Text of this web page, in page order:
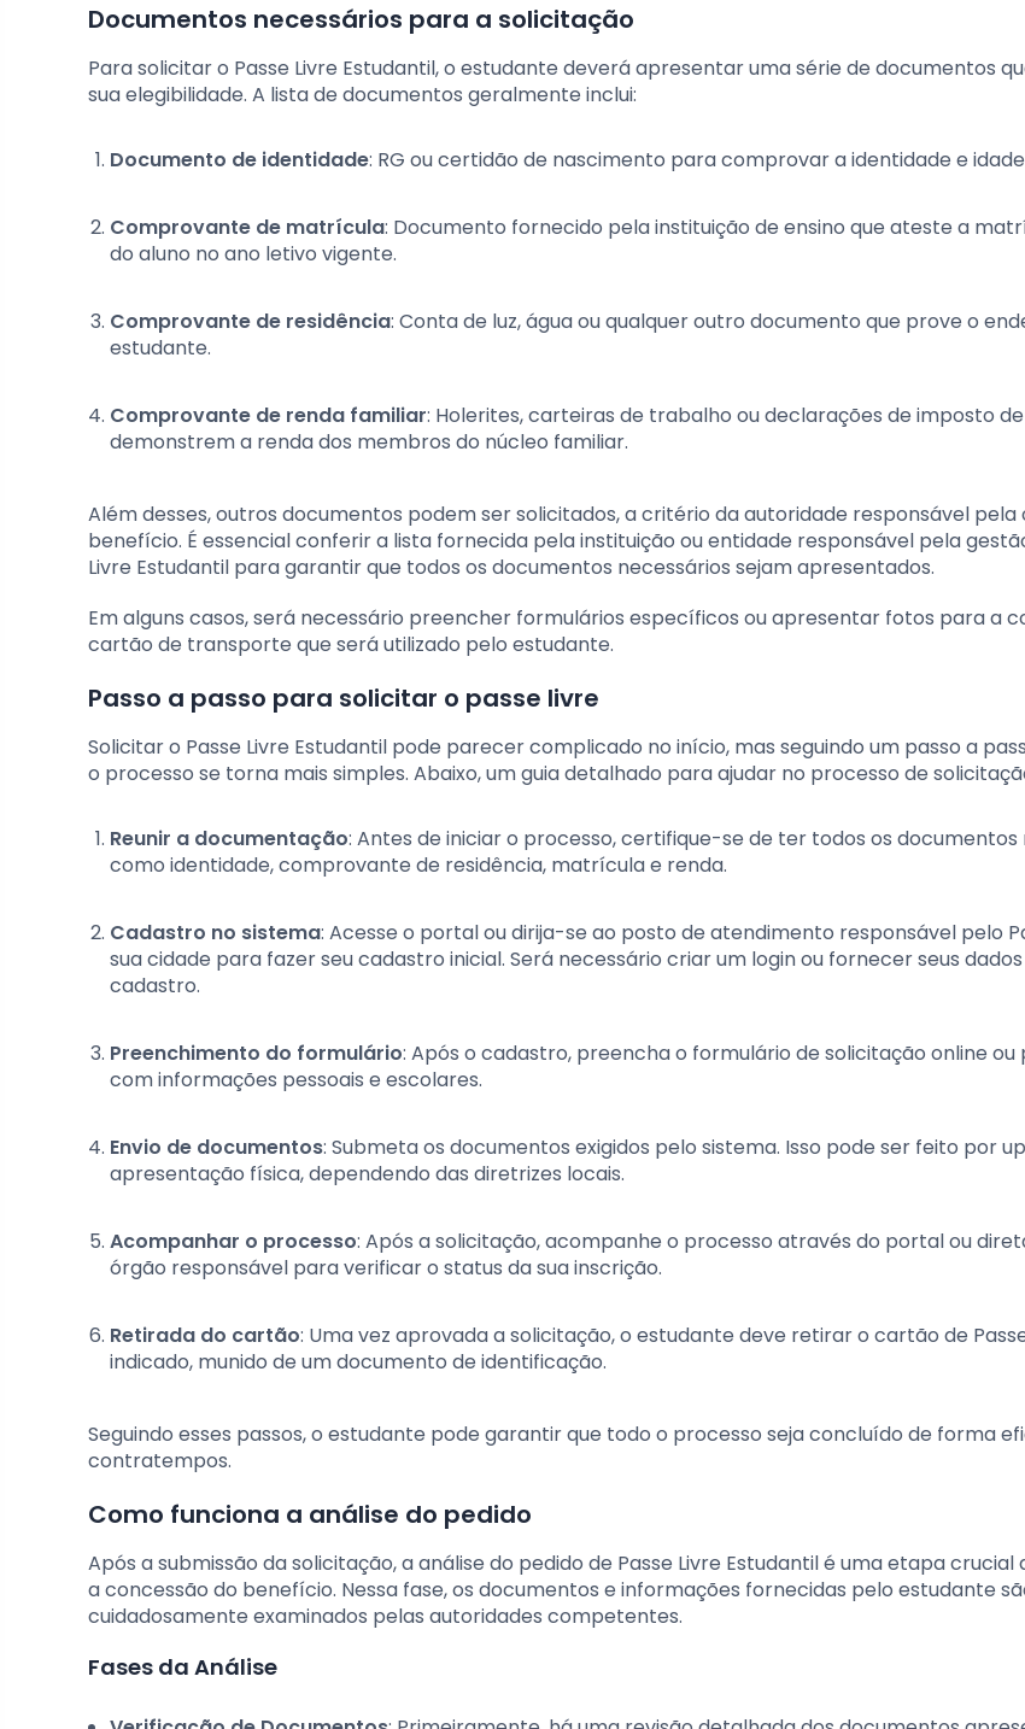
Documentos necessários para a solicitação
Para solicitar o Passe Livre Estudantil, o estudante deverá apresentar uma série de documentos
sua elegibilidade. A lista de documentos geralmente inclui:
Documento de identidade: RG ou certidão de nascimento para comprovar a identidade e
Comprovante de matrícula: Documento fornecido pela instituição de ensino que ateste a
do aluno no ano letivo vigente.
Comprovante de residência: Conta de luz, água ou qualquer outro documento que prove o
estudante.
Comprovante de renda familiar: Holerites, carteiras de trabalho ou declarações de imposto
demonstrem a renda dos membros do núcleo familiar.
Além desses, outros documentos podem ser solicitados, a critério da autoridade responsável pela
benefício. É essencial conferir a lista fornecida pela instituição ou entidade responsável pela
Livre Estudantil para garantir que todos os documentos necessários sejam apresentados.
Em alguns casos, será necessário preencher formulários específicos ou apresentar fotos para a
cartão de transporte que será utilizado pelo estudante.
Passo a passo para solicitar o passe livre
Solicitar o Passe Livre Estudantil pode parecer complicado no início, mas seguindo um passo a
o processo se torna mais simples. Abaixo, um guia detalhado para ajudar no processo de
Reunir a documentação: Antes de iniciar o processo, certifique-se de ter todos os documentos
como identidade, comprovante de residência, matrícula e renda.
Cadastro no sistema: Acesse o portal ou dirija-se ao posto de atendimento responsável pelo
sua cidade para fazer seu cadastro inicial. Será necessário criar um login ou fornecer seus
cadastro.
Preenchimento do formulário: Após o cadastro, preencha o formulário de solicitação online ou
com informações pessoais e escolares.
Envio de documentos: Submeta os documentos exigidos pelo sistema. Isso pode ser feito por
apresentação física, dependendo das diretrizes locais.
Acompanhar o processo: Após a solicitação, acompanhe o processo através do portal ou
órgão responsável para verificar o status da sua inscrição.
Retirada do cartão: Uma vez aprovada a solicitação, o estudante deve retirar o cartão de
indicado, munido de um documento de identificação.
Seguindo esses passos, o estudante pode garantir que todo o processo seja concluído de forma
contratempos.
Como funciona a análise do pedido
Após a submissão da solicitação, a análise do pedido de Passe Livre Estudantil é uma etapa
a concessão do benefício. Nessa fase, os documentos e informações fornecidas pelo estudante
cuidadosamente examinados pelas autoridades competentes.
Fases da Análise